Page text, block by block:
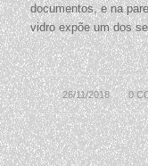
documentos, e na
vidro expõe um dos
26/11/2018
/ 0